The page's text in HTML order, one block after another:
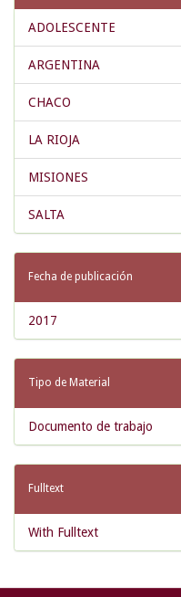
ADOLESCENTE
ARGENTINA
CHACO
LA RIOJA
MISIONES
SALTA
Fecha de publicación
2017
Tipo de Material
Documento de trabajo
Fulltext
With Fulltext